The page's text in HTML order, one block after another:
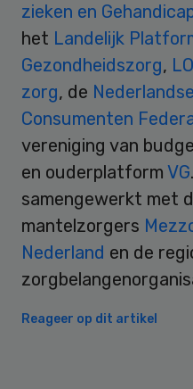
zieken en
het Landelijk
Gezondheidszorg,
zorg, de
Consumenten
vereniging van
en ouderplatform VG
samengewerkt met
mantelzorgers
Nederland en de
Reageer op dit artikel